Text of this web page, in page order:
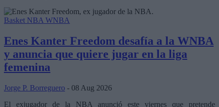
Basket NBA WNBA
Enes Kanter Freedom desafía a la WNBA
y anuncia que quiere jugar en la liga
femenina
Jorge P. Borreguero - 08 Aug 2026
El exjugador de la NBA anunció este viernes que pretende